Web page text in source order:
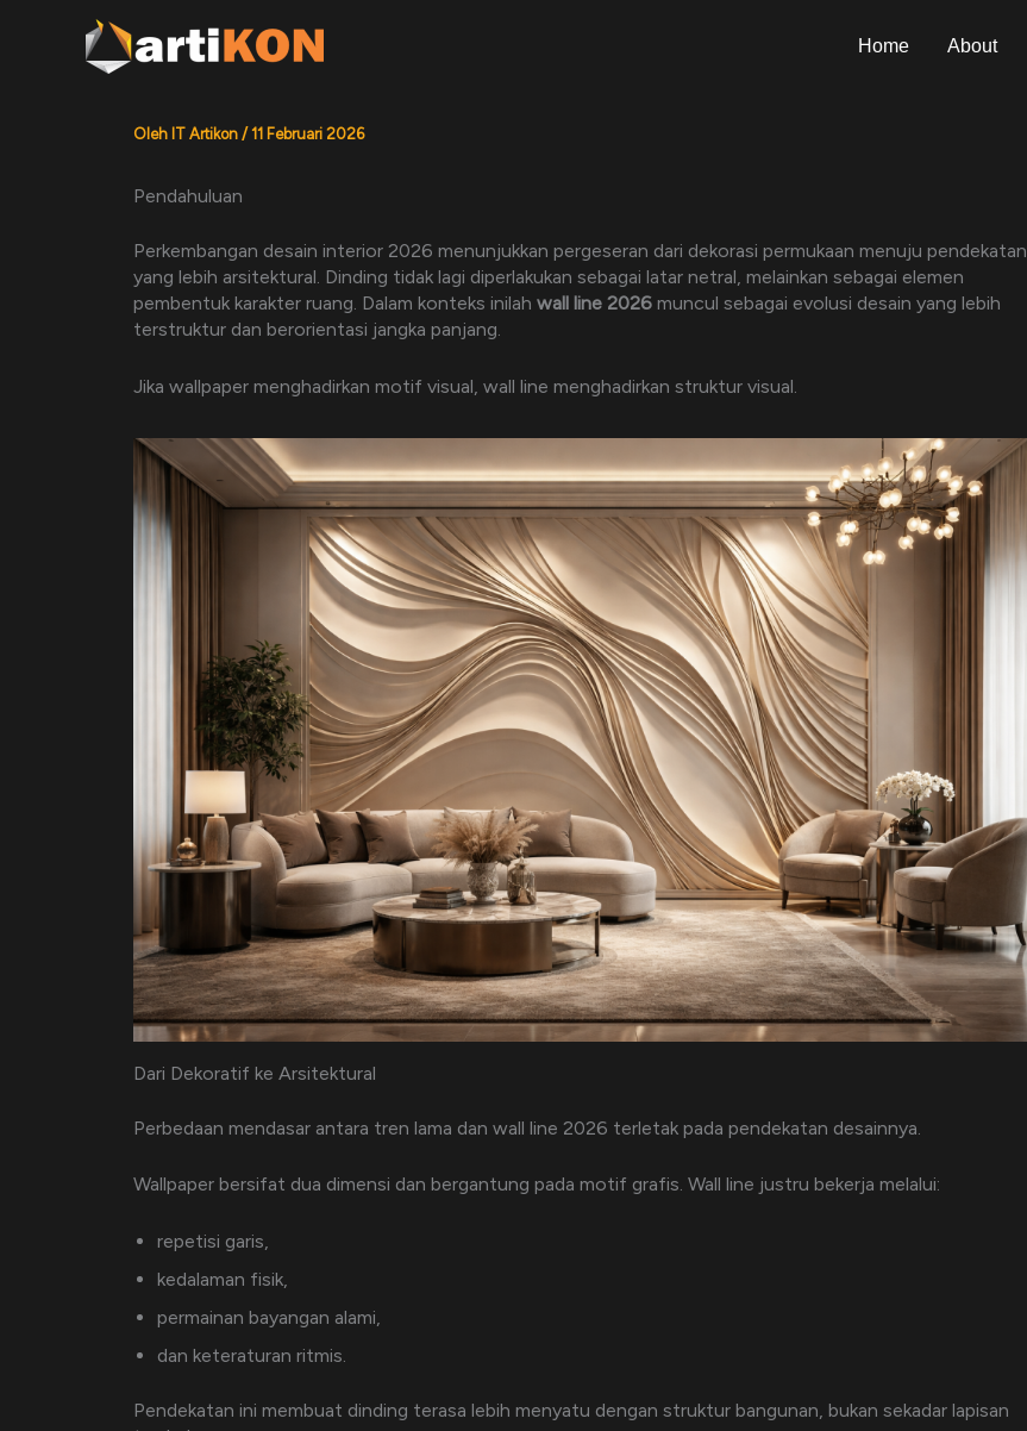
Home About
Oleh IT Artikon / 11 Februari 2026
Pendahuluan
Perkembangan desain interior 2026 menunjukkan pergeseran dari dekorasi permukaan menuju pendekatan
yang lebih arsitektural. Dinding tidak lagi diperlakukan sebagai latar netral, melainkan sebagai elemen
pembentuk karakter ruang. Dalam konteks inilah wall line 2026 muncul sebagai evolusi desain yang lebih
terstruktur dan berorientasi jangka panjang.
Jika wallpaper menghadirkan motif visual, wall line menghadirkan struktur visual.
Dari Dekoratif ke Arsitektural
Perbedaan mendasar antara tren lama dan wall line 2026 terletak pada pendekatan desainnya.
Wallpaper bersifat dua dimensi dan bergantung pada motif grafis. Wall line justru bekerja melalui:
repetisi garis,
kedalaman fisik,
permainan bayangan alami,
dan keteraturan ritmis.
Pendekatan ini membuat dinding terasa lebih menyatu dengan struktur bangunan, bukan sekadar lapisan